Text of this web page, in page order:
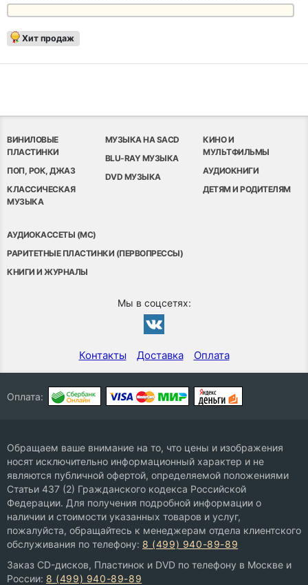
Хит продаж
ВИНИЛОВЫЕ
ПЛАСТИНКИ
ПОП, РОК, ДЖАЗ
КЛАССИЧЕСКАЯ
МУЗЫКА
МУЗЫКА НА SACD
BLU-RAY МУЗЫКА
DVD МУЗЫКА
КИНО И
МУЛЬТФИЛЬМЫ
АУДИОКНИГИ
ДЕТЯМ И РОДИТЕЛЯМ
АУДИОКАССЕТЫ (MC)
РАРИТЕТНЫЕ ПЛАСТИНКИ (ПЕРВОПРЕССЫ)
КНИГИ И ЖУРНАЛЫ
Мы в соцсетях:
Контакты Доставка Оплата
Оплата:
Обращаем ваше внимание на то, что цены и изображения
носят исключительно информационный характер и не
являются публичной офертой, определяемой положениями
Статьи 437 (2) Гражданского кодекса Российской
Федерации. Для получения подробной информации о
наличии и стоимости указанных товаров и услуг,
пожалуйста, обращайтесь к менеджерам отдела клиентского
обслуживания по телефону: 8 (499) 940-89-89
Заказ CD-дисков, Пластинок и DVD по телефону в Москве и
России: 8 (499) 940-89-89